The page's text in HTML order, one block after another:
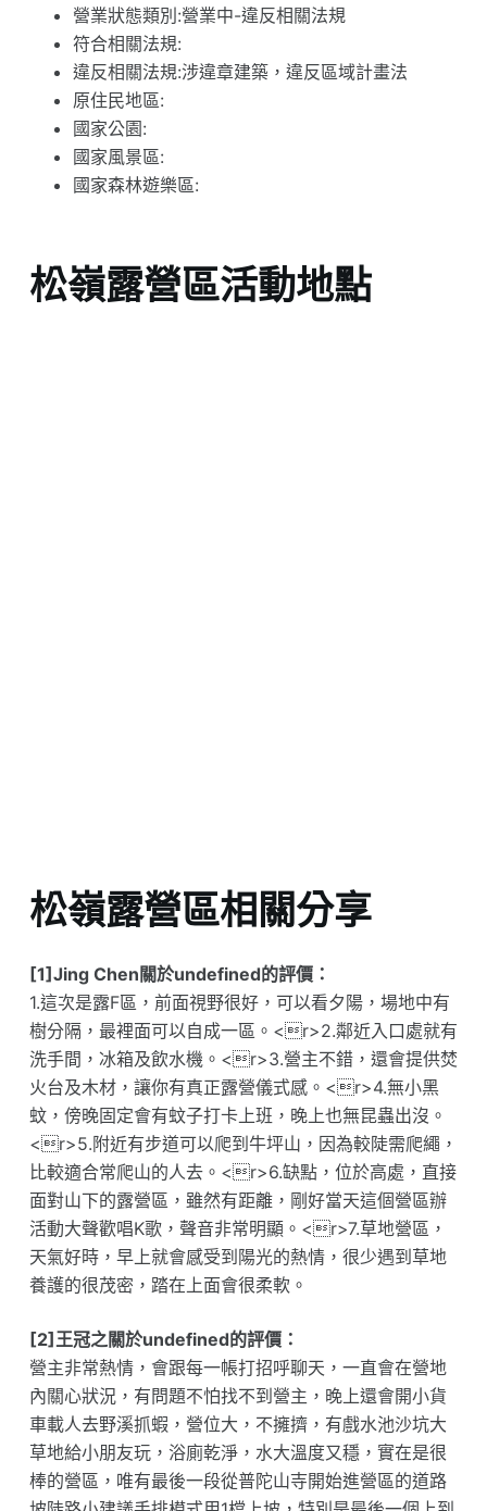
營業狀態類別:營業中-違反相關法規
符合相關法規:
違反相關法規:涉違章建築，違反區域計畫法
原住民地區:
國家公園:
國家風景區:
國家森林遊樂區:
松嶺露營區活動地點
松嶺露營區相關分享
[1]Jing Chen關於undefined的評價：
1.這次是露F區，前面視野很好，可以看夕陽，場地中有
樹分隔，最裡面可以自成一區。<r>2.鄰近入口處就有
洗手間，冰箱及飲水機。<r>3.營主不錯，還會提供焚
火台及木材，讓你有真正露營儀式感。<r>4.無小黑
蚊，傍晚固定會有蚊子打卡上班，晚上也無昆蟲出沒。
<r>5.附近有步道可以爬到牛坪山，因為較陡需爬繩，
比較適合常爬山的人去。<r>6.缺點，位於高處，直接
面對山下的露營區，雖然有距離，剛好當天這個營區辦
活動大聲歡唱K歌，聲音非常明顯。<r>7.草地營區，
天氣好時，早上就會感受到陽光的熱情，很少遇到草地
養護的很茂密，踏在上面會很柔軟。
[2]王冠之關於undefined的評價：
營主非常熱情，會跟每一帳打招呼聊天，一直會在營地
內關心狀況，有問題不怕找不到營主，晚上還會開小貨
車載人去野溪抓蝦，營位大，不擁擠，有戲水池沙坑大
草地給小朋友玩，浴廁乾淨，水大溫度又穩，實在是很
棒的營區，唯有最後一段從普陀山寺開始進營區的道路